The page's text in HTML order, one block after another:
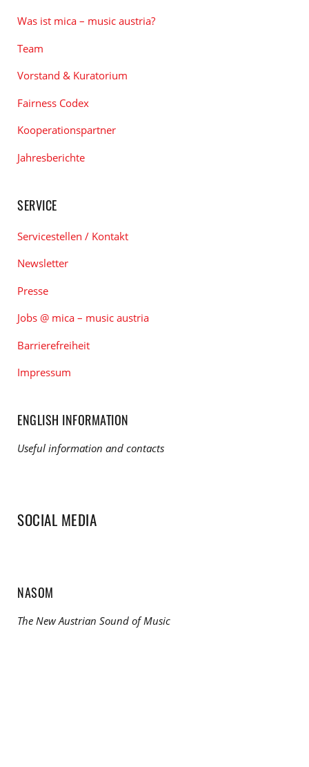
Was ist mica – music austria?
Team
Vorstand & Kuratorium
Fairness Codex
Kooperationspartner
Jahresberichte
SERVICE
Servicestellen / Kontakt
Newsletter
Presse
Jobs @ mica – music austria
Barrierefreiheit
Impressum
ENGLISH INFORMATION
Useful information and contacts
SOCIAL MEDIA
NASOM
The New Austrian Sound of Music